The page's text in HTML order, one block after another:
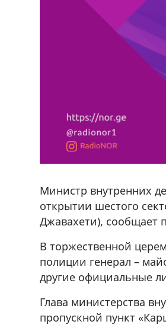
Министр внутренних
открытии шестого
Джавахети), сообщает
В торжественной
полиции генерал –
другие официальные
Глава министерства
пропускной пункт